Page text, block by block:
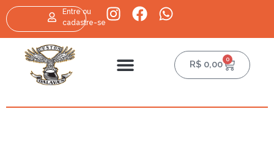
Entre ou
cadastre-se
R$ 0,00 0